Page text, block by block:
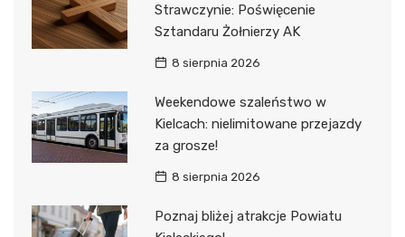
Strawczynie: Poświęcenie
Sztandaru Żołnierzy AK
8 sierpnia 2026
Weekendowe szaleństwo w
Kielcach: nielimitowane przejazdy
za grosze!
8 sierpnia 2026
Poznaj bliżej atrakcje Powiatu